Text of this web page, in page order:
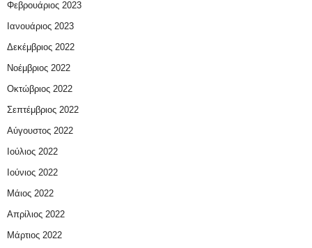
Φεβρουάριος 2023
Ιανουάριος 2023
Δεκέμβριος 2022
Νοέμβριος 2022
Οκτώβριος 2022
Σεπτέμβριος 2022
Αύγουστος 2022
Ιούλιος 2022
Ιούνιος 2022
Μάιος 2022
Απρίλιος 2022
Μάρτιος 2022